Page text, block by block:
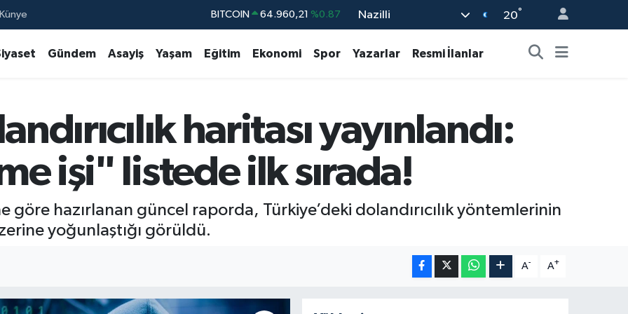
DOLAR 47,7436 %0.18
BİST100
BITCOIN 64.960,21 %0.87
Nazilli 20°
Gündem Asayiş Yaşam Eğitim Ekonomi Spor Yazarlar Resmi İlanlar
haritası yayınlandı:
işi" listede ilk sırada!
hazırlanan güncel raporda, Türkiye’deki dolandırıcılık yöntemlerinin
yoğunlaştığı görüldü.
A- A+